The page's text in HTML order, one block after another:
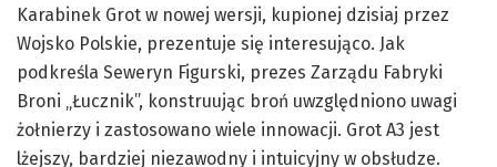
Karabinek Grot w nowej wersji, kupionej dzisiaj przez
Wojsko Polskie, prezentuje się interesująco. Jak
podkreśla Seweryn Figurski, prezes Zarządu Fabryki
Broni „Łucznik”, konstruując broń uwzględniono uwagi
żołnierzy i zastosowano wiele innowacji. Grot A3 jest
lżejszy, bardziej niezawodny i intuicyjny w obsłudze.